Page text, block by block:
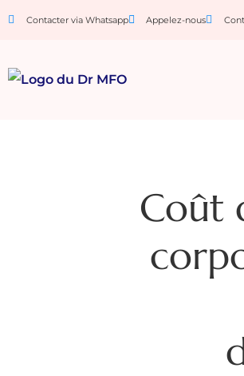
Contacter via Whatsapp Appelez-nous
Coût